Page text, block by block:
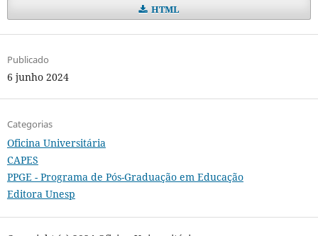
HTML
Publicado
6 junho 2024
Categorias
Oficina Universitária
CAPES
PPGE - Programa de Pós-Graduação em Educação
Editora Unesp